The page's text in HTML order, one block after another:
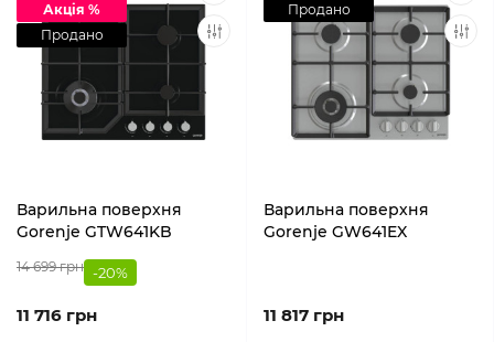
Акція %
Продано
Варильна поверхня
Gorenje GTW641KB
14 699 грн -20%
11 716 грн
Продано
Варильна поверхня
Gorenje GW641EX
11 817 грн